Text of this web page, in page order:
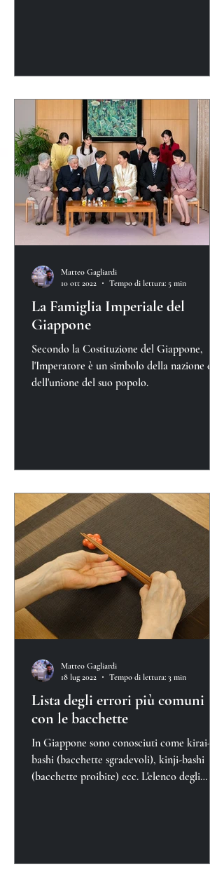
La Famiglia Imperiale del
Giappone
Secondo la Costituzione del Giappone,
l'Imperatore è un simbolo della nazione e
dell'unione del suo popolo.
Matteo Gagliardi
10 ott 2022
Tempo di lettura: 5 min
Lista degli errori più comuni
con le bacchette
In Giappone sono conosciuti come kirai-
bashi (bacchette sgradevoli), kinji-bashi
(bacchette proibite) ecc. L'elenco degli
Matteo Gagliardi
18 lug 2022
Tempo di lettura: 3 min